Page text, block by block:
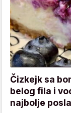
Čizkejk sa
belog fila i
najbolje